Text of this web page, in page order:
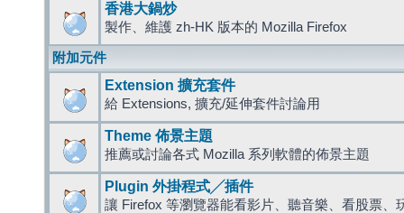
香港大鍋炒
製作、維護 zh-HK 版本的 Mozilla Firefox
附加元件
Extension 擴充套件
給 Extensions, 擴充/延伸套件討論用
Theme 佈景主題
推薦或討論各式 Mozilla 系列軟體的佈景主題
Plugin 外掛程式╱插件
讓 Firefox 等瀏覽器能看影片、聽音樂、看股票、